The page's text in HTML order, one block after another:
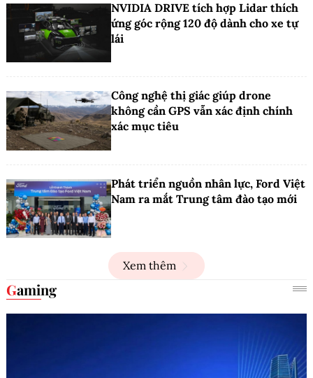
NVIDIA DRIVE tích hợp Lidar thích
ứng góc rộng 120 độ dành cho xe tự
lái
Công nghệ thị giác giúp drone
không cần GPS vẫn xác định chính
xác mục tiêu
Phát triển nguồn nhân lực, Ford Việt
Nam ra mắt Trung tâm đào tạo mới
Xem thêm
Gaming